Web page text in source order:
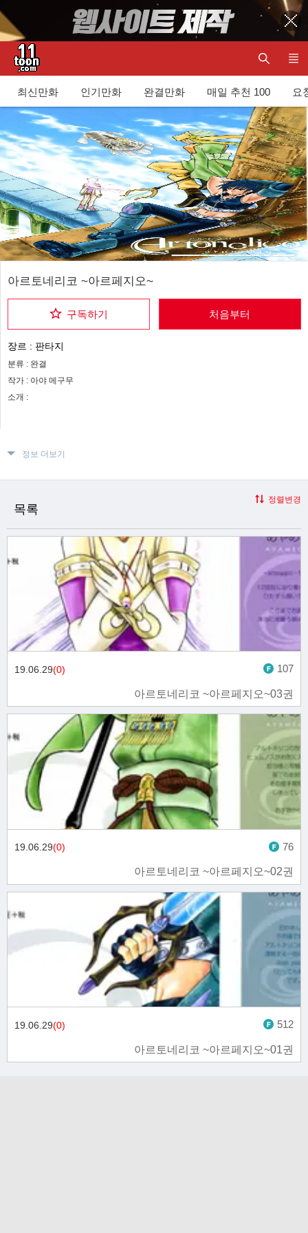
최신만화 인기만화 완결만화 매일 추천 100 요
아르토네리코 ~아르페지오~
구독하기 처음부터
장르 : 판타지
분류 : 완결
작가 : 아야 메구무
소개 :
정보 더보기
목록
정렬변경
아르토네리코 ~아르페지오~03권
19.06.29(0) 107
아르토네리코 ~아르페지오~02권
19.06.29(0) 76
아르토네리코 ~아르페지오~01권
19.06.29(0) 512